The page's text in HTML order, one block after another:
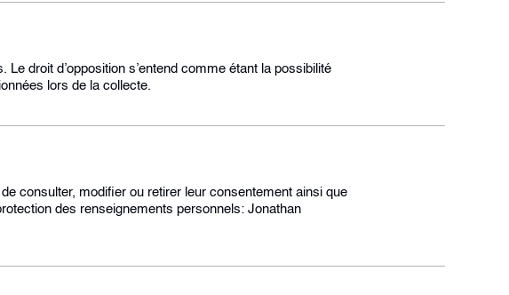
droit d’opposition s’entend comme étant la possibilité
lors de la collecte.
consulter, modifier ou retirer leur consentement ainsi que
des renseignements personnels: Jonathan